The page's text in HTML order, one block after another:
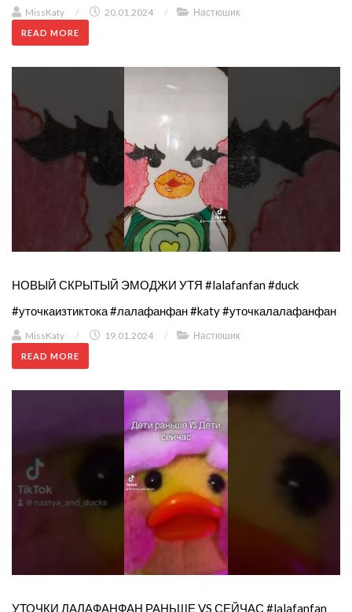
MissKaty / 20.01.2024 / Настюшик
READ MORE
НОВЫЙ СКРЫТЫЙ ЭМОДЖИ УТЯ #lalafanfan #duck
#уточкаизтиктока #лалафанфан #katy #уточкалалафанфан
MissKaty / 19.01.2024 / Настюшик
READ MORE
УТОЧКИ ЛАЛАФАНФАН РАНЬШЕ VS СЕЙЧАС #lalafanfan